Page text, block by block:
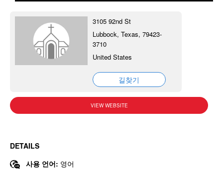
3105 92nd St
Lubbock, Texas, 79423-
3710
United States
길찾기
VIEW WEBSITE
DETAILS
사용 언어: 영어